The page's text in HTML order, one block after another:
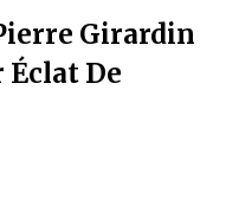
Girardin
De